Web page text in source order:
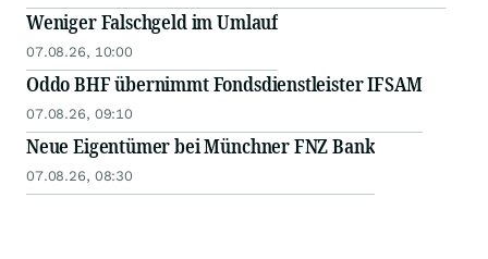
Weniger Falschgeld im Umlauf
07.08.26, 10:00
Oddo BHF übernimmt Fondsdienstleister IFSAM
07.08.26, 09:10
Neue Eigentümer bei Münchner FNZ Bank
07.08.26, 08:30